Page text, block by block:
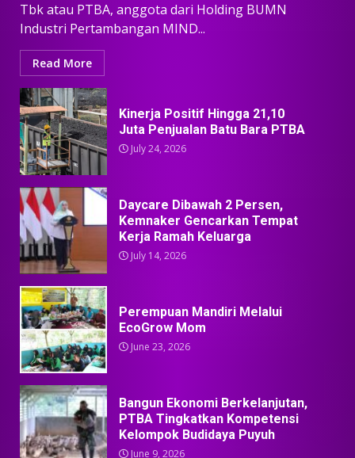
Tbk atau PTBA, anggota dari Holding BUMN
Industri Pertambangan MIND...
Read More
Kinerja Positif Hingga 21,10
Juta Penjualan Batu Bara PTBA
July 24, 2026
Daycare Dibawah 2 Persen,
Kemnaker Gencarkan Tempat
Kerja Ramah Keluarga
July 14, 2026
Perempuan Mandiri Melalui
EcoGrow Mom
June 23, 2026
Bangun Ekonomi Berkelanjutan,
PTBA Tingkatkan Kompetensi
Kelompok Budidaya Puyuh
June 9, 2026